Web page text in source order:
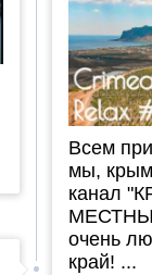
Всем
мы,
канал
очень
край! ...